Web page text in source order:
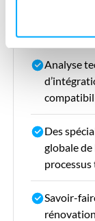
de
Analyse
Des
globale
Savoir-